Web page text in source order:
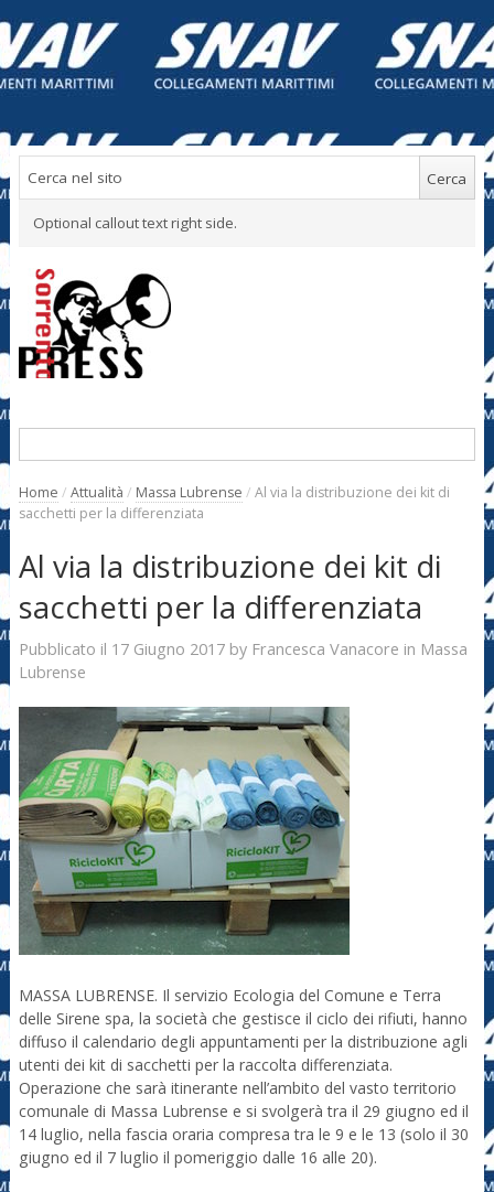
Optional callout text right side.
Home / Attualità / Massa Lubrense / Al via la distribuzione dei kit di
sacchetti per la differenziata
Al via la distribuzione dei kit di
sacchetti per la differenziata
Pubblicato il 17 Giugno 2017by Francesca Vanacore in Massa
Lubrense
MASSA LUBRENSE. Il servizio Ecologia del Comune e Terra
delle Sirene spa, la società che gestisce il ciclo dei rifiuti, hanno
diffuso il calendario degli appuntamenti per la distribuzione agli
utenti dei kit di sacchetti per la raccolta differenziata.
Operazione che sarà itinerante nell’ambito del vasto territorio
comunale di Massa Lubrense e si svolgerà tra il 29 giugno ed il
14 luglio, nella fascia oraria compresa tra le 9 e le 13 (solo il 30
giugno ed il 7 luglio il pomeriggio dalle 16 alle 20).